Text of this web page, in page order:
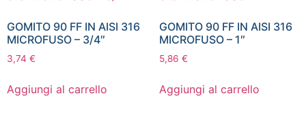
GOMITO 90 FF IN AISI 316
MICROFUSO – 3/4″
3,74 €
Aggiungi al carrello
GOMITO 90 FF IN AISI 316
MICROFUSO – 1″
5,86 €
Aggiungi al carrello